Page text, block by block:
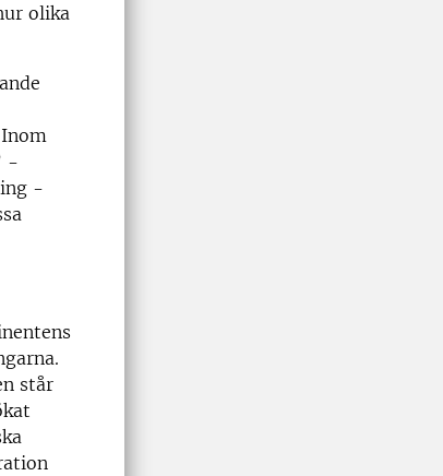
olika
-
-
står